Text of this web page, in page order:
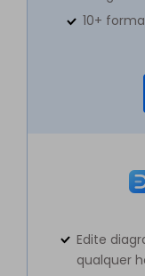
10+
Edite
qualquer